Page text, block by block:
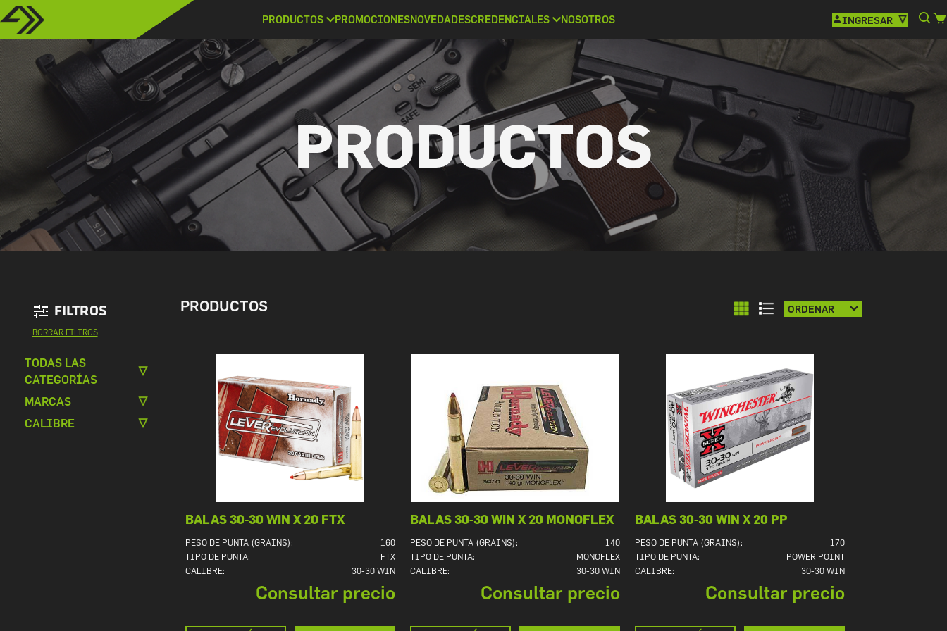
PRODUCTOS PROMOCIONESNOVEDADESCREDENCIALES NOSOTROS INGRESAR
PRODUCTOS
FILTROS
BORRAR FILTROS
PRODUCTOS ORDENAR
TODAS LAS
CATEGORÍAS
MARCAS
CALIBRE
BALAS 30-30 WIN X 20 FTX
PESO DE PUNTA (GRAINS):
160
TIPO DE PUNTA:
FTX
CALIBRE:
30-30 WIN
Consultar precio
BALAS 30-30 WIN X 20 MONOFLEX
PESO DE PUNTA (GRAINS):
140
TIPO DE PUNTA:
MONOFLEX
CALIBRE:
30-30 WIN
Consultar precio
BALAS 30-30 WIN X 20 PP
PESO DE PUNTA (GRAINS):
170
TIPO DE PUNTA:
POWER POINT
CALIBRE:
30-30 WIN
Consultar precio